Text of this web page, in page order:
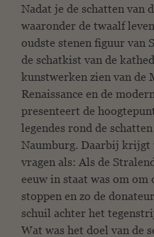
Nadat je de schatten van
waaronder de twaalf
oudste stenen figuur van
de schatkist van de
kunstwerken zien van de
Renaissance en de
presenteert de
legendes rond de
Naumburg. Daarbij krijgt
vragen als:Als de
eeuw in staat was om om
stoppen en zo de
schuil achter het
Wat was het doel van de